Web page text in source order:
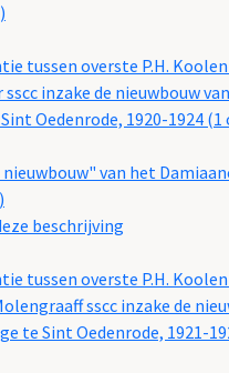
tussen overste P.H.
inzake de nieuwbouw
Oedenrode, 1920-1924 (1
van het
beschrijving
tussen overste P.H.
sscc inzake de
te Sint Oedenrode, 1921-